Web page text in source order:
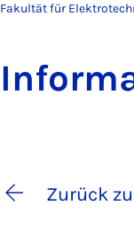
Fakultät für
Zurück